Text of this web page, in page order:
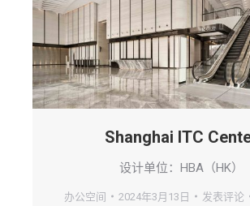
Shanghai ITC
设计单位：HBA（HK）
办公空间 2024年3月13日 发表评论